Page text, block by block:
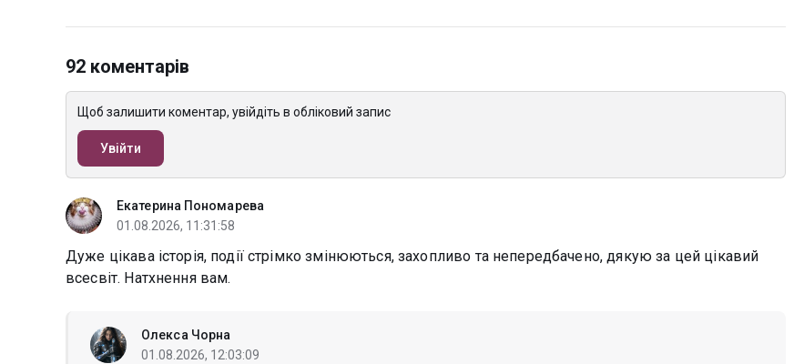
92 коментарів
Щоб залишити коментар, увійдіть в обліковий запис
Увійти
Екатерина Пономарева
01.08.2026, 11:31:58
Дуже цікава історія, події стрімко змінюються, захопливо та непередбачено, дякую за цей цікавий
всесвіт. Натхнення вам.
Олекса Чорна
01.08.2026, 12:03:09